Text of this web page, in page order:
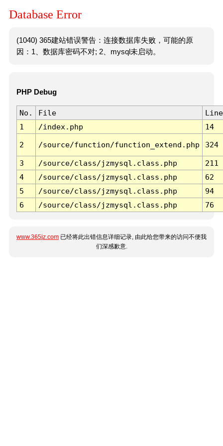
Database Error
(1040) 365建站错误警告：连接数据库失败，可能的原
因：1、数据库密码不对; 2、mysql未启动。
PHP Debug
No. File
Line
1
/index.php 14
2 /source/function/function_extend.php 324
3 /source/class/jzmysql.class.php
211
4
/source/class/jzmysql.class.php
62
5
/source/class/jzmysql.class.php
94
6
/source/class/jzmysql.class.php 76
www.365jz.com 已经将此出错信息详细记录, 由此给您带来的访问不便我
们深感歉意.